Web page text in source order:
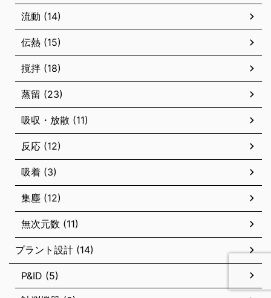
流動 (14)
伝熱 (15)
撹拌 (18)
蒸留 (23)
吸収・放散 (11)
反応 (12)
吸着 (3)
集塵 (12)
無次元数 (11)
プラント設計 (14)
P&ID (5)